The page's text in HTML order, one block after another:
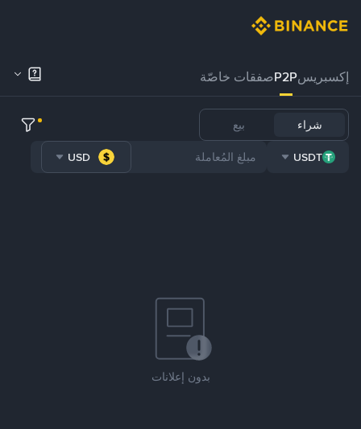
إكسبريسP2Pصفقات خاصّة
شراء بيع
USDT
USD
بدون إعلانات